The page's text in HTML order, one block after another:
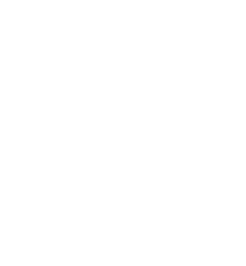
de colorat, poze cu modele de manichiuri!❤️